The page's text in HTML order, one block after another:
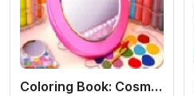
Coloring Book: Cosmetics